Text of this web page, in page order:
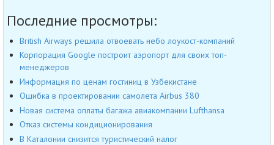
Последние просмотры:
British Airways решила отвоевать небо лоукост-компаний
Корпорация Google построит аэропорт для своих топ-
менеджеров
Информация по ценам гостиниц в Узбекистане
Ошибка в проектировании самолета Airbus 380
Новая система оплаты багажа авиакомпании Lufthansa
Отказ системы кондиционирования
В Каталонии снизится туристический налог